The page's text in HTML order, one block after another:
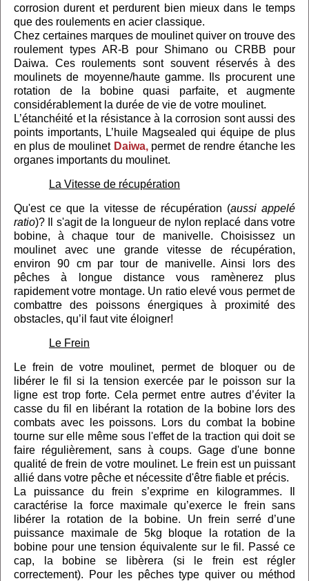
corrosion durent et perdurent bien mieux dans le temps
que des roulements en acier classique.
Chez certaines marques de moulinet quiver on trouve des
roulement types AR-B pour Shimano ou CRBB pour
Daiwa. Ces roulements sont souvent réservés à des
moulinets de moyenne/haute gamme. Ils procurent une
rotation de la bobine quasi parfaite, et augmente
considérablement la durée de vie de votre moulinet.
L’étanchéité et la résistance à la corrosion sont aussi des
points importants, L’huile Magsealed qui équipe de plus
en plus de moulinet Daiwa,permet de rendre étanche les
organes importants du moulinet.
La Vitesse de récupération
Qu'est ce que la vitesse de récupération (aussi appelé
ratio)? Il s'agit de la longueur de nylon replacé dans votre
bobine, à chaque tour de manivelle. Choisissez un
moulinet avec une grande vitesse de récupération,
environ 90 cm par tour de manivelle. Ainsi lors des
pêches à longue distance vous ramènerez plus
rapidement votre montage. Un ratio elevé vous permet de
combattre des poissons énergiques à proximité des
obstacles, qu’il faut vite éloigner!
Le Frein
Le frein de votre moulinet, permet de bloquer ou de
libérer le fil si la tension exercée par le poisson sur la
ligne est trop forte. Cela permet entre autres d’éviter la
casse du fil en libérant la rotation de la bobine lors des
combats avec les poissons. Lors du combat la bobine
tourne sur elle même sous l'effet de la traction qui doit se
faire régulièrement, sans à coups. Gage d'une bonne
qualité de frein de votre moulinet. Le frein est un puissant
allié dans votre pêche et nécessite d'être fiable et précis.
La puissance du frein s’exprime en kilogrammes. Il
caractérise la force maximale qu’exerce le frein sans
libérer la rotation de la bobine. Un frein serré d’une
puissance maximale de 5kg bloque la rotation de la
bobine pour une tension équivalente sur le fil. Passé ce
cap, la bobine se libèrera (si le frein est régler
correctement). Pour les pêches type quiver ou méthod